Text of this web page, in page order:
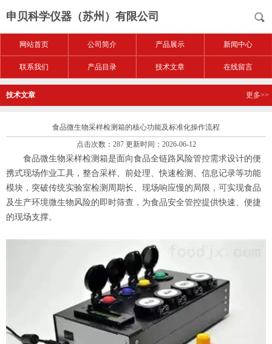
申贝科学仪器（苏州）有限公司
网站首页 公司简介 产品展示 新闻中心
联系我们 产品目录 技术文章 在线留言
技术文章 更多>>
食品微生物采样检测箱的核心功能及标准化操作流程
点击次数：287 更新时间：2026-06-12
食品微生物采样检测箱是面向食品全链路风险管控需求设计的便
携式现场作业工具，整合采样、前处理、快速检测、信息记录等功能
模块，突破传统实验室检测周期长、现场响应慢的局限，可实现食品
及生产环境微生物风险的即时筛查，为食品安全管控提供快速、便捷
的现场支撑。